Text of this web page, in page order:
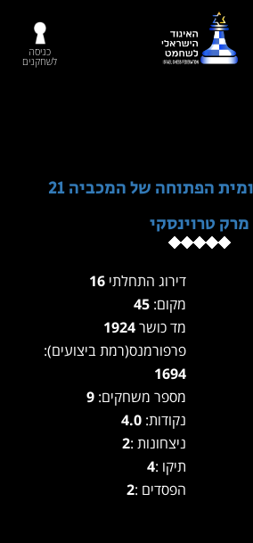
כניסה
לשחקנים
הפתוחה של המכביה 21
מרק טרוינסקי
דירוג התחלתי
מקום:
מד כושר
פרפורמנס(רמת ביצועים):
1694
מספר משחקים:
נקודות: 4.0
ניצחונות :2
תיקו :4
הפסדים :2